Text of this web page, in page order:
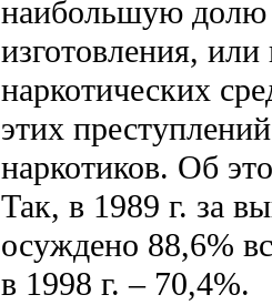
наибольшую долю
изготовления,
наркотических
этих
наркотиков. Об
Так, в 1989 г. за
осуждено 88,6%
в 1998 г. – 70,4%.